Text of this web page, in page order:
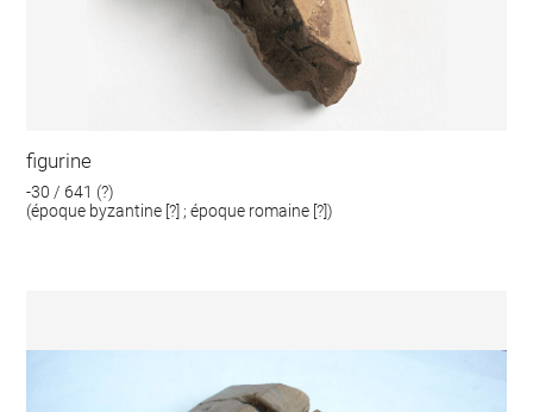
figurine
-30 / 641 (?)
(époque byzantine [?] ; époque romaine [?])